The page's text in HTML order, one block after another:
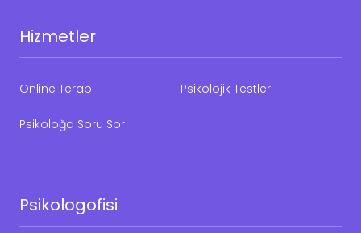
Hizmetler
Online Terapi Psikolojik Testler
Psikoloğa Soru Sor
Psikologofisi